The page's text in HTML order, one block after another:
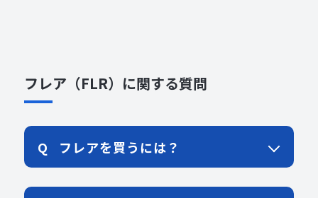
フレア（FLR）に関する質問
フレアを買うには？